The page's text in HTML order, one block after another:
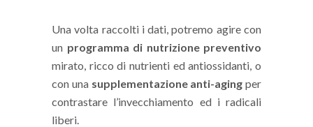
Una volta raccolti i dati, potremo agire con
un programma di nutrizione preventivo
mirato, ricco di nutrienti ed antiossidanti, o
con una supplementazione anti-aging per
contrastare l’invecchiamento ed i radicali
liberi.